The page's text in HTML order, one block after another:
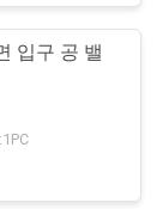
입구 공 밸